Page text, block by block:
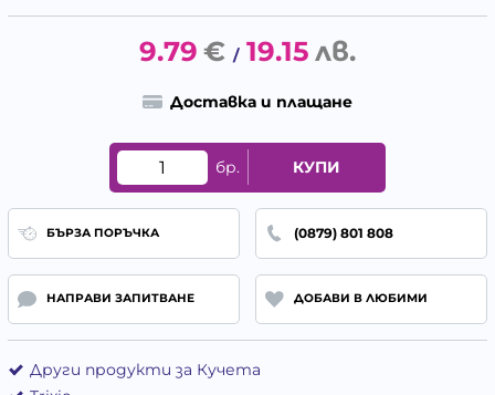
9.79 € / 19.15 лв.
Доставка и плащане
бр. КУПИ
БЪРЗА ПОРЪЧКА (0879) 801 808
НАПРАВИ ЗАПИТВАНЕ ДОБАВИ В ЛЮБИМИ
Други продукти за Кучета